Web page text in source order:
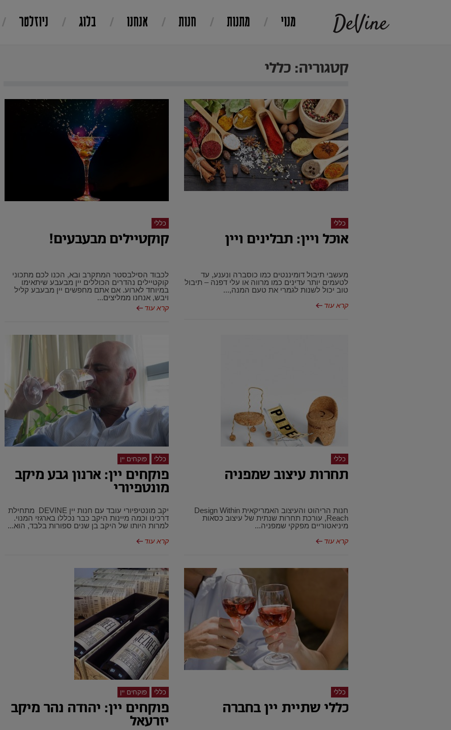
מנוי מתנות חנות אנחנו בלוג ניוזלטר
קטגוריה: כללי
כללי
אוכל ויין: תבלינים ויין
מעשבי תיבול דומיננטים כמו כוסברה ונענע, עד
לטעמים יותר עדינים כמו מרווה או עלי דפנה – תיבול
טוב יכול לשנות לגמרי את טעם המנה,...
קרא עוד
כללי
קוקטיילים מבעבעים!
לכבוד הסילבסטר המתקרב ובא, הכנו לכם מתכוני
קוקטיילים נהדרים הכוללים יין מבעבע שיתאימו
במיוחד לארוע. אם אתם מחפשים יין מבעבע קליל
ויבש, אנחנו ממליצים...
קרא עוד
כללי
תחרות עיצוב שמפניה
חנות הריהוט והעיצוב האמריקאית Design Within
Reach, עורכת תחרות שנתית של עיצוב כסאות
מיניאטוריים מפקקי שמפניה...
קרא עוד
כללי פוקחים יין
פוקחים יין: ארנון גבע מיקב
מונטפיורי
יקב מונטיפיורי עובד עם חנות יין DEVINE מתחילת
דרכינו וכמה מיינות היקב כבר נכללו בארגזי המנוי.
למרות היותו של היקב בן שנים ספורות בלבד, הוא...
קרא עוד
כללי
כללי שתיית יין בחברה
כללי פוקחים יין
פוקחים יין: יהודה נהר מיקב
יזרעאל